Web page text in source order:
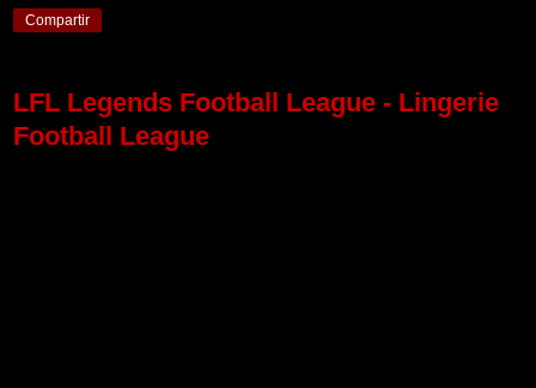
Compartir
LFL Legends Football League - Lingerie
Football League